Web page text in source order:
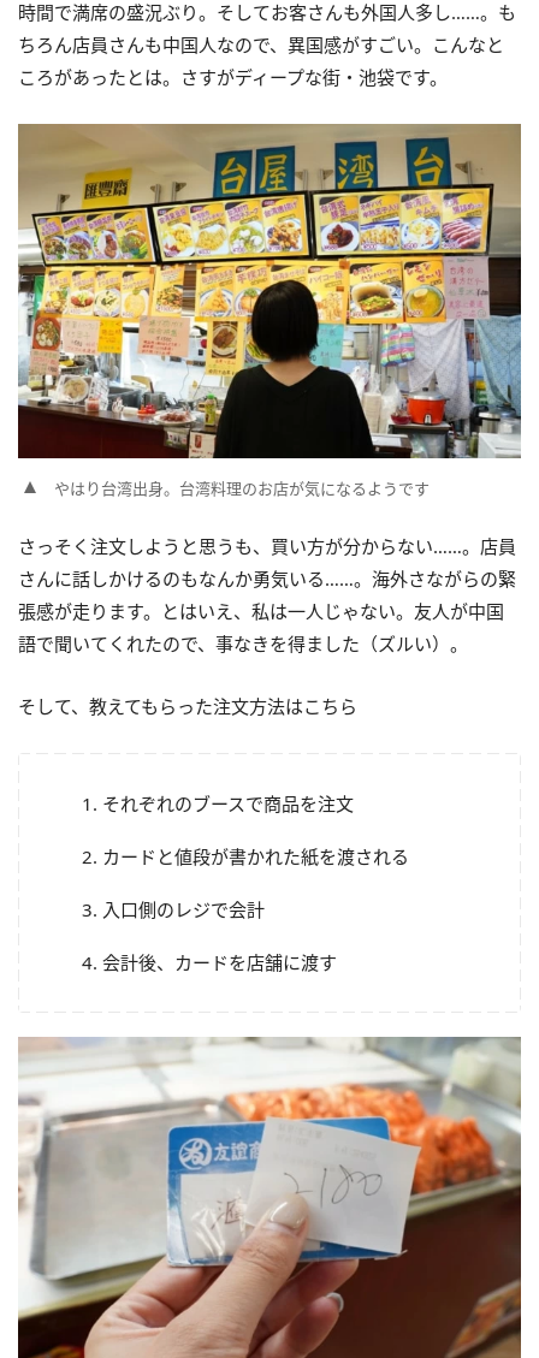
時間で満席の盛況ぶり。そしてお客さんも外国人多し……。も
ちろん店員さんも中国人なので、異国感がすごい。こんなと
ころがあったとは。さすがディープな街・池袋です。
やはり台湾出身。台湾料理のお店が気になるようです
さっそく注文しようと思うも、買い方が分からない……。店員
さんに話しかけるのもなんか勇気いる……。海外さながらの緊
張感が走ります。とはいえ、私は一人じゃない。友人が中国
語で聞いてくれたので、事なきを得ました（ズルい）。
そして、教えてもらった注文方法はこちら
それぞれのブースで商品を注文
カードと値段が書かれた紙を渡される
入口側のレジで会計
会計後、カードを店舗に渡す